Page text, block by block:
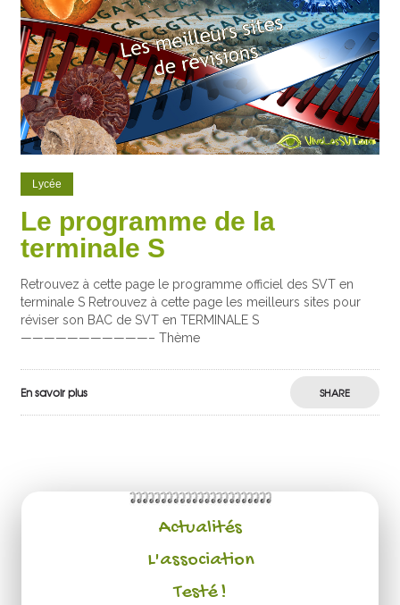
Lycée
Le programme de la
terminale S
Retrouvez à cette page le programme officiel des SVT en
terminale S Retrouvez à cette page les meilleurs sites pour
réviser son BAC de SVT en TERMINALE S
———————————– Thème
En savoir plus SHARE
Actualités
L'association
Testé !